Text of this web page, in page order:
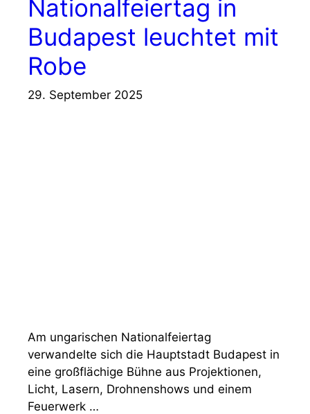
Nationalfeiertag in
Budapest leuchtet mit
Robe
29. September 2025
Am ungarischen Nationalfeiertag
verwandelte sich die Hauptstadt Budapest in
eine großflächige Bühne aus Projektionen,
Licht, Lasern, Drohnenshows und einem
Feuerwerk …